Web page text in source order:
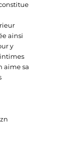
ainsi
y
intimes
aime sa